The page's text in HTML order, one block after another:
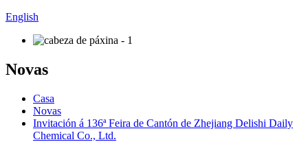
English
Novas
Casa
Novas
Invitación á 136ª Feira de Cantón de Zhejiang Delishi Daily
Chemical Co., Ltd.